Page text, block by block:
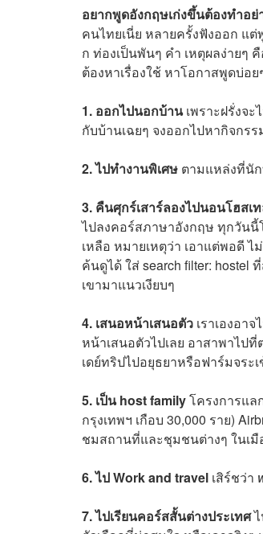
อยากพูดอังกฤษเก่งขึ้นต้องทำอย่
คนไทยเนี่ย หลายครั้งฟังออก แ
ก ท่องเป็นพันๆ คำ เหตุผลง่ายๆ
ต้องหาเรื่องใช้ หาโอกาสพูดบ่อ
1. ออกไปนอกบ้านเพราะฝรั่งจะ
กับบ้านเฉยๆ จงออกไปหากิจกร
2. ไปทำงานพิเศษ ตามแหล่งที่นัก
3. คืนศุกร์เสาร์ลองไปนอนโฮสเ
ไปลงคอร์สภาษาอังกฤษ ทุกวันนี้
เหลือ หมายเหตุว่า เอาแต่พอดี
ค้นดูได้ ใส่ search filter:
เขามาแนวเงียบๆ
4. เสนอหน้าเสนอตัว เราเองอา
หน้าเสนอตัวไปเลย อาสาพาไป
เดย์ทริปไปอยุธยาหรือฟาร์มจระ
5. เป็น host familyโครงการแล
กรุงเทพฯ เกือบ 30,000 ราย)
ชมสถานที่และชุมชนต่างๆ ในเ
6. ไป Work and travel เสิร์ชว่า
7. ไปเรียนคอร์สสั้นต่างประเทศไ